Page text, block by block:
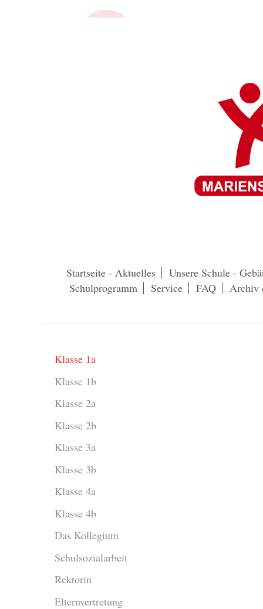
Startseite - Aktuelles
Unsere Schule -
Schulprogramm
Service FAQ Archiv
Klasse 1a
Klasse 1b
Klasse 2a
Klasse 2b
Klasse 3a
Klasse 3b
Klasse 4a
Klasse 4b
Das Kollegium
Schulsozialarbeit
Rektorin
Elternvertretung